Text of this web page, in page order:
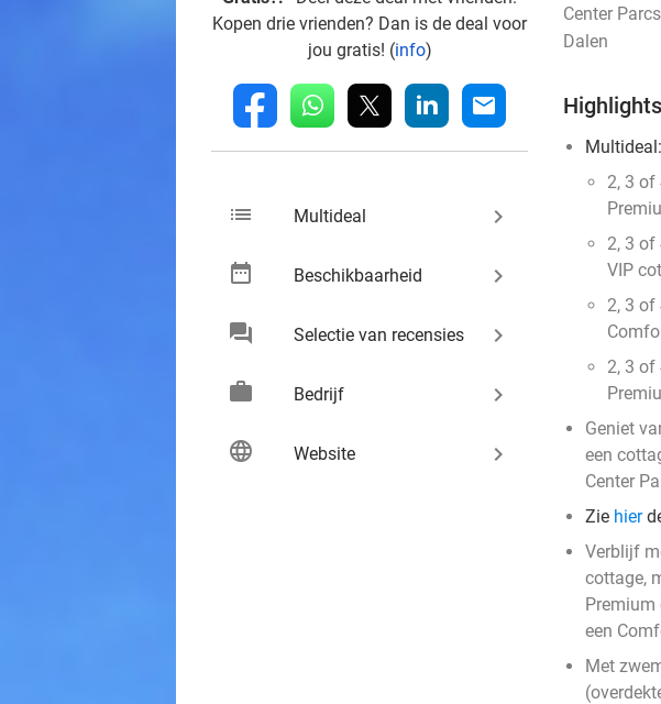
Kopen drie vrienden? Dan is de deal voor
jou gratis! (info)
fb whatsapp linkedin mail
list Multideal keyboard_arrow_right
date_range Beschikbaarheid keyboard_arrow_right
chat Selectie van recensies keyboard_arrow_right
work Bedrijf keyboard_arrow_right
language Website keyboard_arrow_right
Center
Dalen
Highlights
Multideal:
2, 3 of
2, 3 of
VIP
2, 3 of
2, 3 of
Geniet
een
Center
Zie hier
Verblijf
cottage,
Premium
een
Met